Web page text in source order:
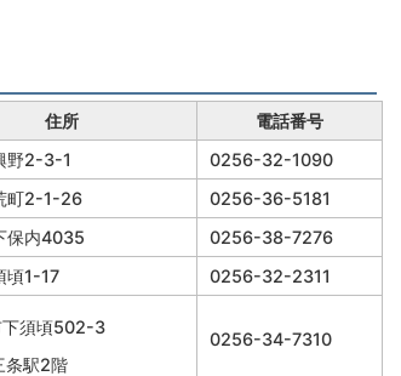
住所 電話番号
野2-3-1
0256-32-1090
町2-1-26
0256-36-5181
保内4035
0256-38-7276
頃1-17 0256-32-2311
下須頃502-3
条駅2階
0256-34-7310